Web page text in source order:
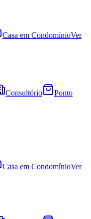
Casa em CondomínioVer
Consultório
Ponto
Casa em CondomínioVer